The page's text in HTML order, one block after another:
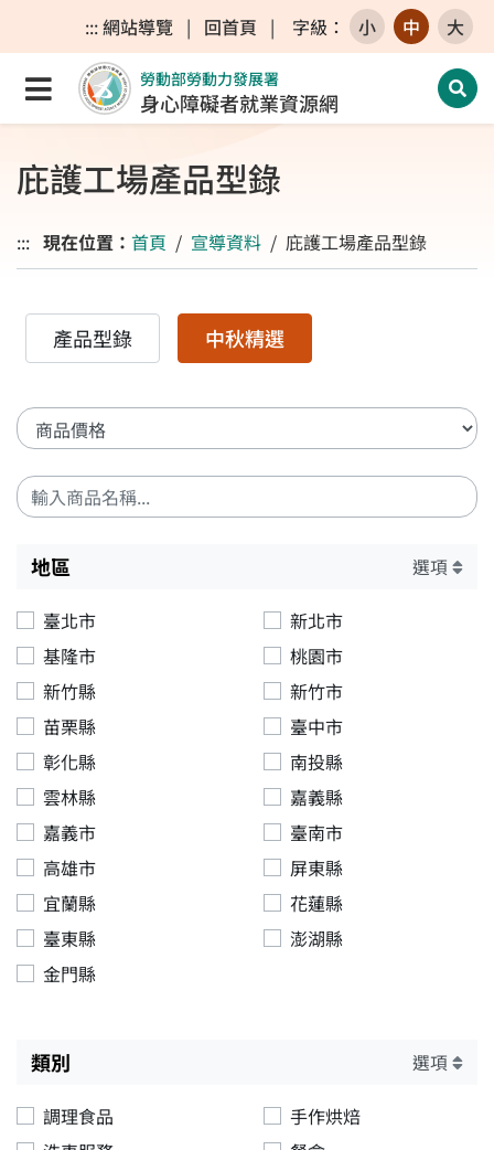
跳至主要內容區
跳至主要選單
跳至網站搜尋
:::網站導覽 | 回首頁 | 字級 ： 小 中 大
點選開啟選單
勞動部勞動力發展署
身心障礙者就業資源網 開
庇護工場產品型錄
::: 現在位置： 首頁 宣導資料 庇護工場產品型錄
產品型錄 中秋精選
地區 選項
臺北市
新北市
基隆市
桃園市
新竹縣
新竹市
苗栗縣
臺中市
彰化縣
南投縣
雲林縣
嘉義縣
嘉義市
臺南市
高雄市
屏東縣
宜蘭縣
花蓮縣
臺東縣
澎湖縣
金門縣
類別 選項
調理食品
手作烘焙